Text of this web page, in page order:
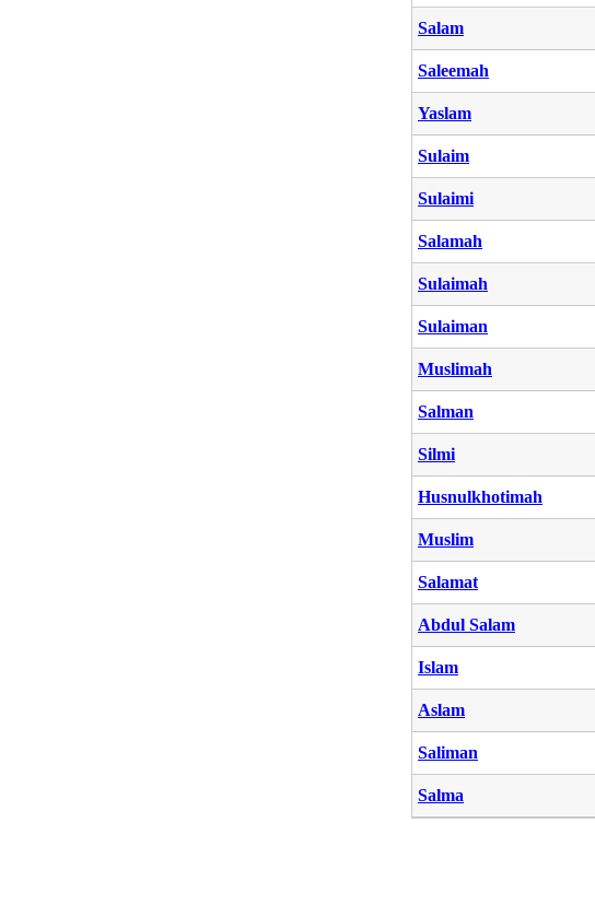
Salam
Saleemah
Yaslam
Sulaim
Sulaimi
Salamah
Sulaimah
Sulaiman
Muslimah
Salman
Silmi
Husnulkhotimah
Muslim
Salamat
Abdul Salam
Islam
Aslam
Saliman
Salma